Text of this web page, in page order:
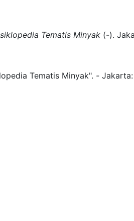
Tematis Minyak (-).
Tematis Minyak". - Jakarta: